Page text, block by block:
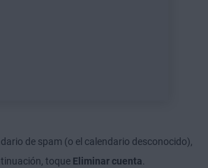
de spam (o el calendario desconocido),
toque Eliminar cuenta.